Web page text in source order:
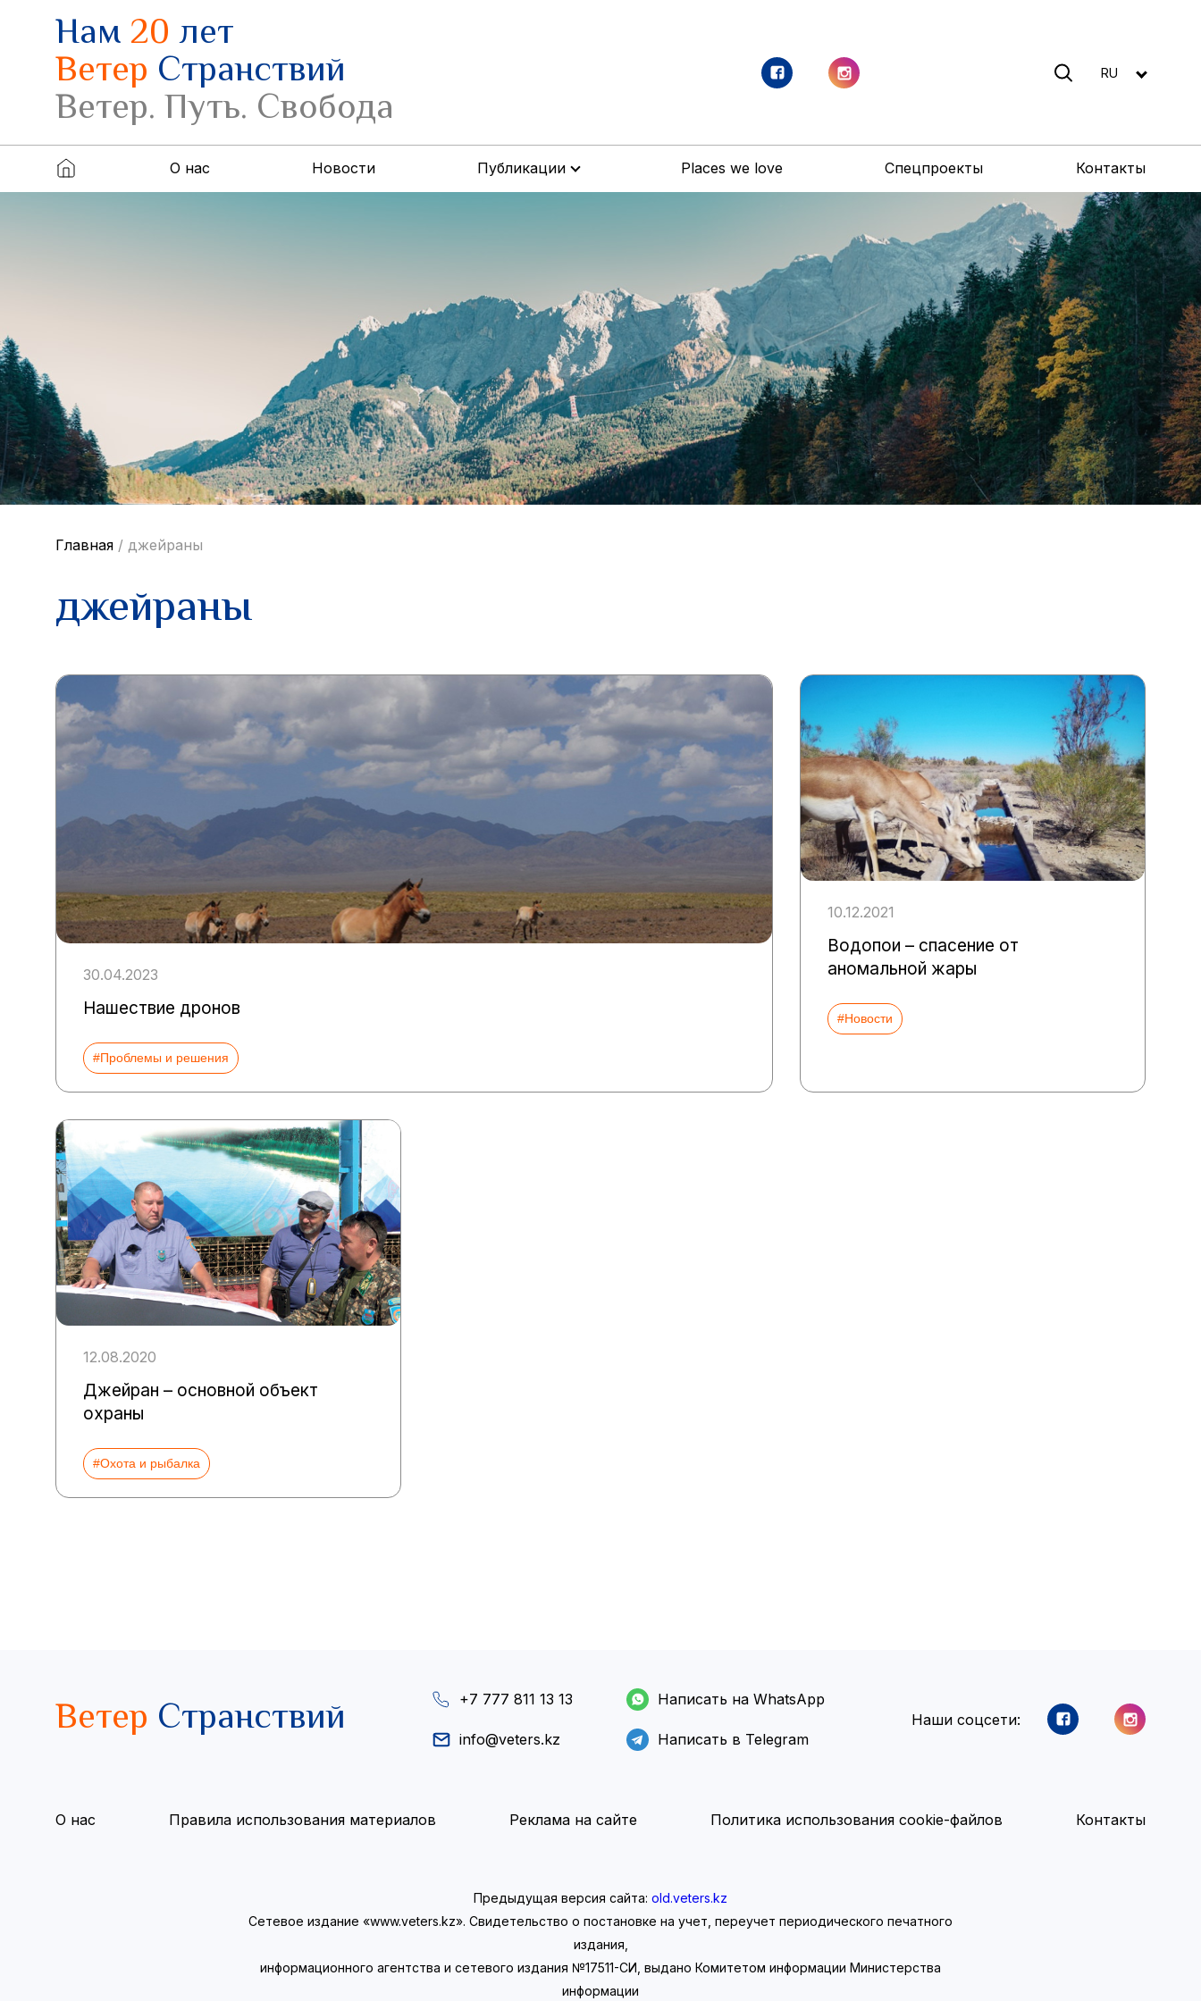
Нам20лет
Ветер Странствий
Ветер. Путь. Свобода
RU
О нас Новости Публикации Places we love Спецпроекты Контакты
Главная / джейраны
джейраны
30.04.2023
Нашествие дронов
#Проблемы и решения
10.12.2021
Водопои – спасение от
аномальной жары
#Новости
12.08.2020
Джейран – основной объект
охраны
#Охота и рыбалка
Ветер Странствий +7 777 811 13 13
info@veters.kz
Написать на WhatsApp
Написать в Telegram
Наши соцсети:
О нас Правила использования материалов Реклама на сайте Политика использования cookie-файлов Контакты
Предыдущая версия сайта: old.veters.kz
Сетевое издание «www.veters.kz». Свидетельство о постановке на учет, переучет периодического печатного
издания,
информационного агентства и сетевого издания №17511-СИ, выдано Комитетом информации Министерства
информации